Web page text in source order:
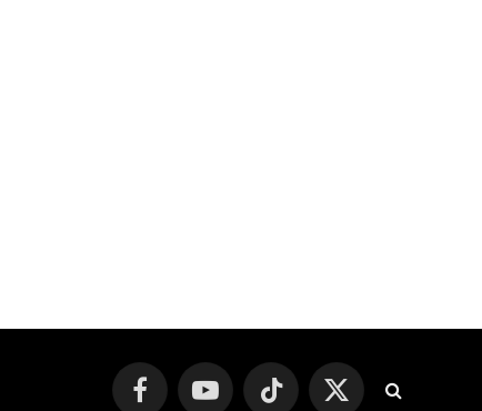
FacebookYouTube TikTok
X